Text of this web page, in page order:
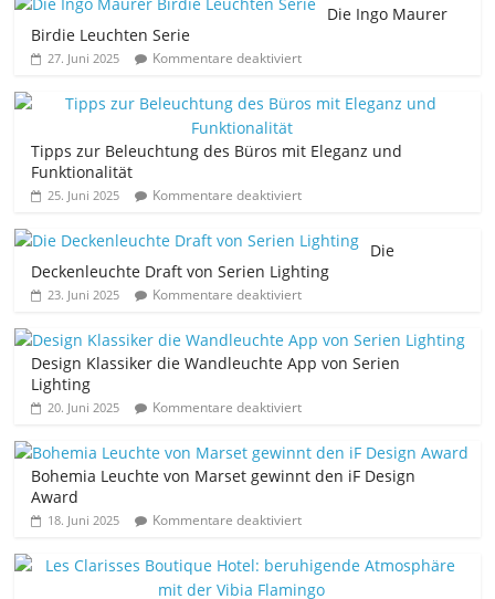
Die Ingo Maurer
Birdie Leuchten Serie
27. Juni 2025 Kommentare deaktiviert
Tipps zur Beleuchtung des Büros mit Eleganz und
Funktionalität
25. Juni 2025 Kommentare deaktiviert
Die
Deckenleuchte Draft von Serien Lighting
23. Juni 2025 Kommentare deaktiviert
Design Klassiker die Wandleuchte App von Serien
Lighting
20. Juni 2025 Kommentare deaktiviert
Bohemia Leuchte von Marset gewinnt den iF Design
Award
18. Juni 2025 Kommentare deaktiviert